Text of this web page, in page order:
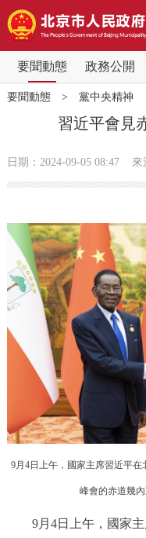
要聞動態 政務公開
要聞動態
黨中央精神
政務公開
市領導
政策兌現
決策公開
政務服務
便民服務
要聞動態> 黨中央精神
習近平會見
日期：2024-09-05 08:47 來
9月4日上午，國家主席習近平
峰會的赤道幾
9月4日上午，國家主